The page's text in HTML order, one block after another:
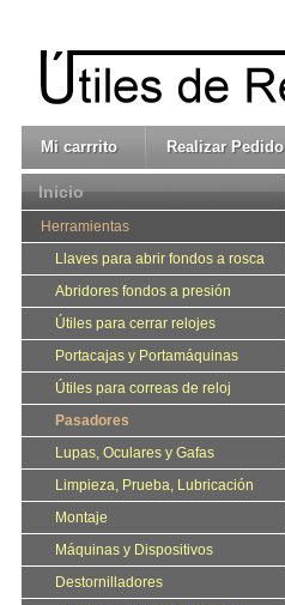
Mi carrrito Realizar Pedido
Inicio
Herramientas
Llaves para abrir fondos a rosca
Abridores fondos a presión
Útiles para cerrar relojes
Portacajas y Portamáquinas
Útiles para correas de reloj
Pasadores
Lupas, Oculares y Gafas
Limpieza, Prueba, Lubricación
Montaje
Máquinas y Dispositivos
Destornilladores